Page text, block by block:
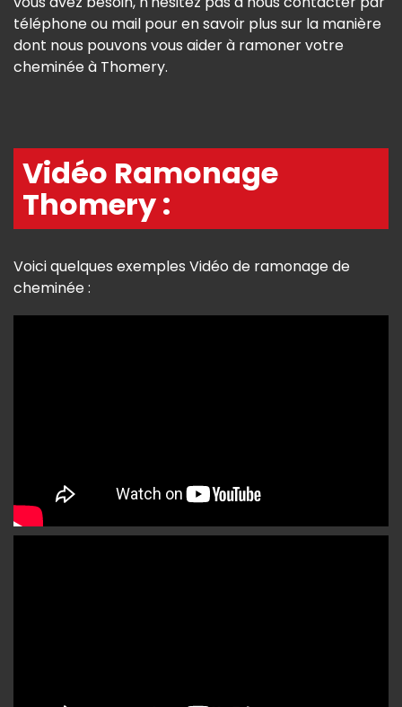
téléphone ou mail pour en savoir plus sur la manière
dont nous pouvons vous aider à ramoner votre
cheminée à Thomery.
Vidéo Ramonage
Thomery :
Voici quelques exemples Vidéo de ramonage de
cheminée :